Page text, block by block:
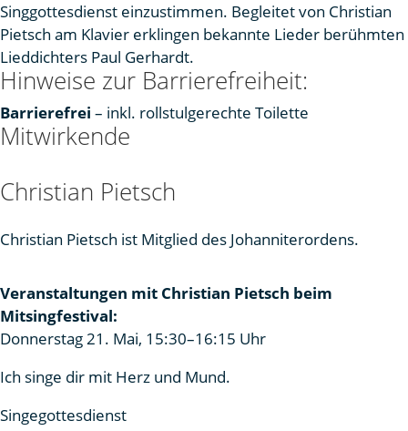
Singgottesdienst einzustimmen. Begleitet von Christian
Pietsch am Klavier erklingen bekannte Lieder berühmten
Lieddichters Paul Gerhardt.
Hinweise zur Barrierefreiheit:
Barrierefrei – inkl. rollstulgerechte Toilette
Mitwirkende
Christian Pietsch
Christian Pietsch ist Mitglied des Johanniterordens.
Veranstaltungen mit Christian Pietsch beim
Mitsingfestival:
Donnerstag 21. Mai, 15:30–16:15 Uhr
Ich singe dir mit Herz und Mund.
Singegottesdienst